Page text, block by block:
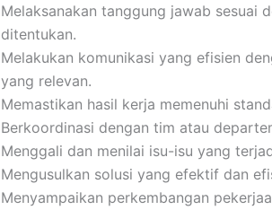
Melaksanakan tanggung jawab sesuai
ditentukan.
Melakukan komunikasi yang efisien
yang relevan.
Memastikan hasil kerja memenuhi
Berkoordinasi dengan tim atau
Menggali dan menilai isu-isu yang
Mengusulkan solusi yang efektif dan
Menyampaikan perkembangan